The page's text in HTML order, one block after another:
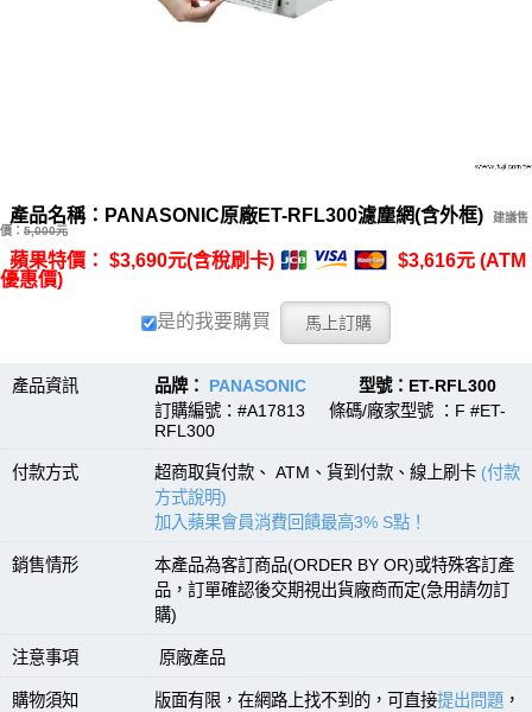
產品名稱：PANASONIC原廠ET-RFL300濾塵網(含外框)
建議售
價： 5,000元
蘋果特價： $3,690元(含稅刷卡)
$3,616元 (ATM
優惠價)
是的我要購買
產品資訊 品牌： PANASONIC 型號：ET-RFL300
訂購編號：#A17813 條碼/廠家型號 ：F #ET-
RFL300
付款方式 超商取貨付款、 ATM、貨到付款、線上刷卡 (付款
方式說明)
加入蘋果會員消費回饋最高3% S點！
銷售情形
本產品為客訂商品(ORDER BY OR)或特殊客訂產
品，訂單確認後交期視出貨廠商而定(急用請勿訂
購)
注意事項 原廠產品
購物須知 版面有限，在網路上找不到的，可直接提出問題 ，